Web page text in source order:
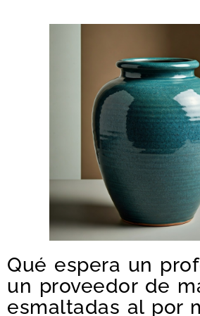
Qué espera un
un proveedor de
esmaltadas al por